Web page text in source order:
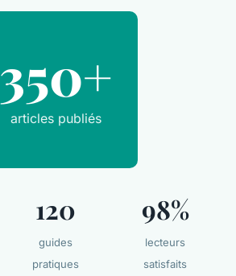
350+
articles publiés
120
guides
pratiques
98%
lecteurs
satisfaits